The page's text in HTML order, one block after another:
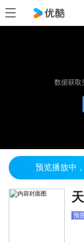
数据获取
预览播放中
预